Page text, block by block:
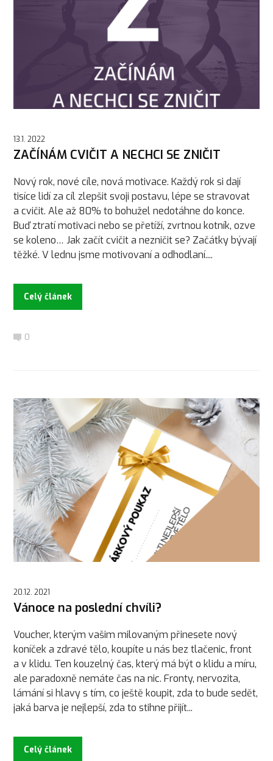
13.1. 2022
ZAČÍNÁM CVIČIT A NECHCI SE ZNIČIT
Nový rok, nové cíle, nová motivace. Každý rok si dají
tisíce lidí za cíl zlepšit svoji postavu, lépe se stravovat
a cvičit. Ale až 80% to bohužel nedotáhne do konce.
Buď ztratí motivaci nebo se přetíží, zvrtnou kotník, ozve
se koleno… Jak začít cvičit a nezničit se? Začátky bývají
těžké. V lednu jsme motivovaní a odhodlaní....
Celý článek
0
20.12. 2021
Vánoce na poslední chvíli?
Voucher, kterým vašim milovaným přinesete nový
koníček a zdravé tělo, koupíte u nás bez tlačenic, front
a v klidu. Ten kouzelný čas, který má být o klidu a míru,
ale paradoxně nemáte čas na nic. Fronty, nervozita,
lámání si hlavy s tím, co ještě koupit, zda to bude sedět,
jaká barva je nejlepší, zda to stihne přijít...
Celý článek